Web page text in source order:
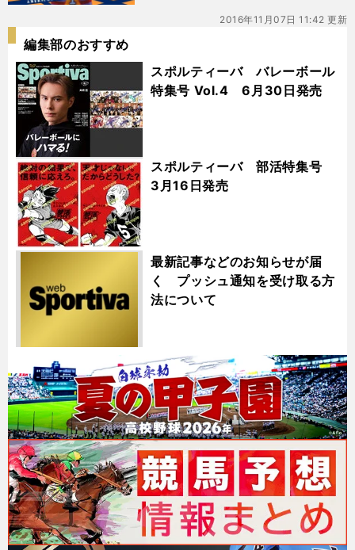
2016年11月07日 11:42 更新
編集部のおすすめ
スポルティーバ バレーボール
特集号 Vol.4 6月30日発売
スポルティーバ 部活特集号
3月16日発売
最新記事などのお知らせが届
く プッシュ通知を受け取る方
法について